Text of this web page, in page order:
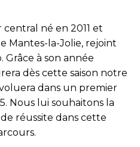
central né en 2011 et
Mantes-la-Jolie, rejoint
à son année
dès cette saison notre
dans un premier
Nous lui souhaitons la
réussite dans cette